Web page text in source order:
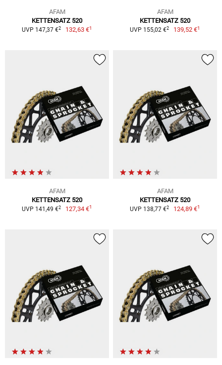
AFAM
KETTENSATZ 520
UVP 147,37 €2 132,63 €1
AFAM
KETTENSATZ 520
UVP 155,02 €2 139,52 €1
AFAM
KETTENSATZ 520
UVP 141,49 €2 127,34 €1
AFAM
KETTENSATZ 520
UVP 138,77 €2 124,89 €1